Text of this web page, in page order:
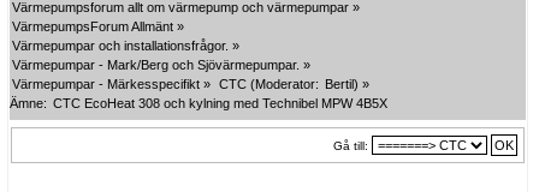
Värmepumpsforum allt om värmepump och värmepumpar »
VärmepumpsForum Allmänt »
Värmepumpar och installationsfrågor. »
Värmepumpar - Mark/Berg och Sjövärmepumpar. »
Värmepumpar - Märkesspecifikt » CTC (Moderator: Bertil) »
Ämne: CTC EcoHeat 308 och kylning med Technibel MPW 4B5X
Gå till: